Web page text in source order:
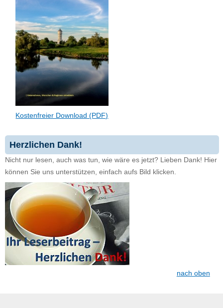
Kostenfreier Download (PDF)
Herzlichen Dank!
Nicht nur lesen, auch was tun, wie wäre es jetzt? Lieben Dank! Hier
können Sie uns unterstützen, einfach aufs Bild klicken.
nach oben